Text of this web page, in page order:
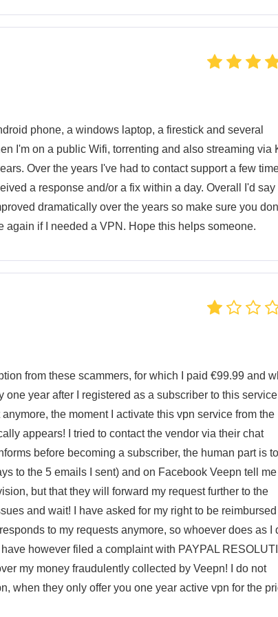
phone, a windows laptop, a firestick and several
I'm on a public Wifi, torrenting and also streaming via
Over the years I've had to contact support a few
a response and/or a fix within a day. Overall I'd say
dramatically over the years so make sure you
if I needed a VPN. Hope this helps someone.
from these scammers, for which I paid €99.99 and
year after I registered as a subscriber to this
the moment I activate this vpn service from the
appears! I tried to contact the vendor via their chat
before becoming a subscriber, the human part is
to the 5 emails I sent) and on Facebook Veepn tell
but that they will forward my request further to the
and wait! I have asked for my right to be
to my requests anymore, so whoever does as I
however filed a complaint with PAYPAL
my money fraudulently collected by Veepn! I do not
when they only offer you one year active vpn for the